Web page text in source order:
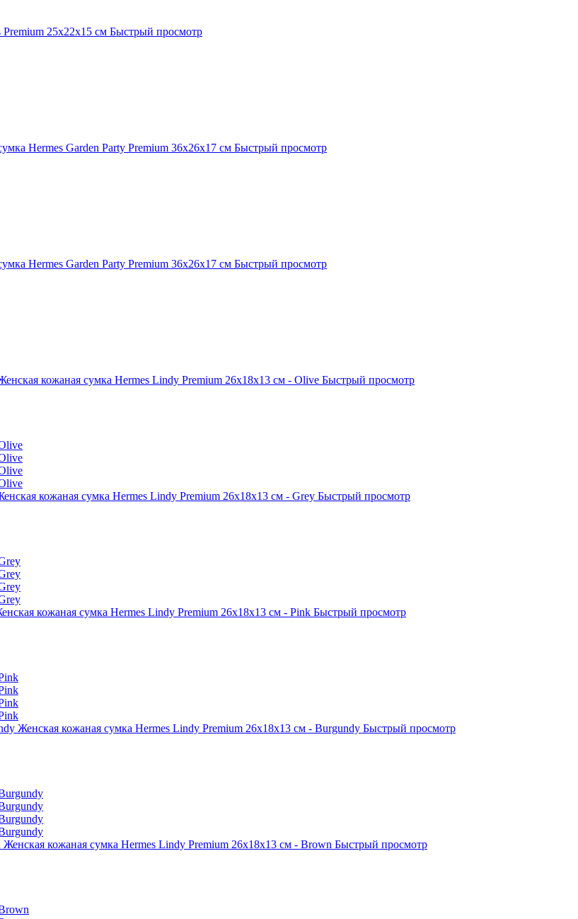
25x22x15 см Быстрый просмотр
Hermes Garden Party Premium 36x26x17 см Быстрый просмотр
Hermes Garden Party Premium 36x26x17 см Быстрый просмотр
кожаная сумка Hermes Lindy Premium 26x18x13 см - Olive Быстрый просмотр
кожаная сумка Hermes Lindy Premium 26x18x13 см - Grey Быстрый просмотр
кожаная сумка Hermes Lindy Premium 26x18x13 см - Pink Быстрый просмотр
Женская кожаная сумка Hermes Lindy Premium 26x18x13 см - Burgundy Быстрый просмотр
Женская кожаная сумка Hermes Lindy Premium 26x18x13 см - Brown Быстрый просмотр